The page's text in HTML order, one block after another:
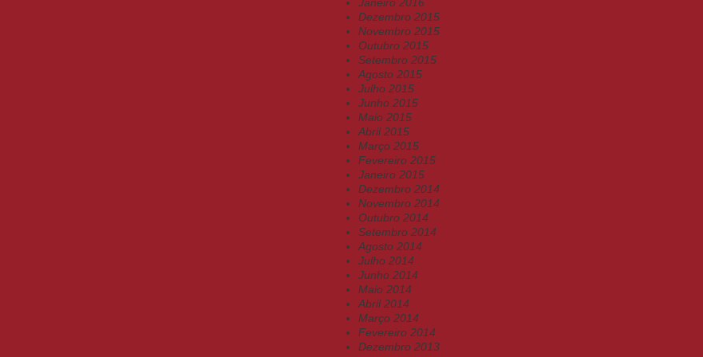
Dezembro 2015
Novembro 2015
Outubro 2015
Setembro 2015
Agosto 2015
Julho 2015
Junho 2015
Maio 2015
Abril 2015
Março 2015
Fevereiro 2015
Janeiro 2015
Dezembro 2014
Novembro 2014
Outubro 2014
Setembro 2014
Agosto 2014
Julho 2014
Junho 2014
Maio 2014
Abril 2014
Março 2014
Fevereiro 2014
Dezembro 2013